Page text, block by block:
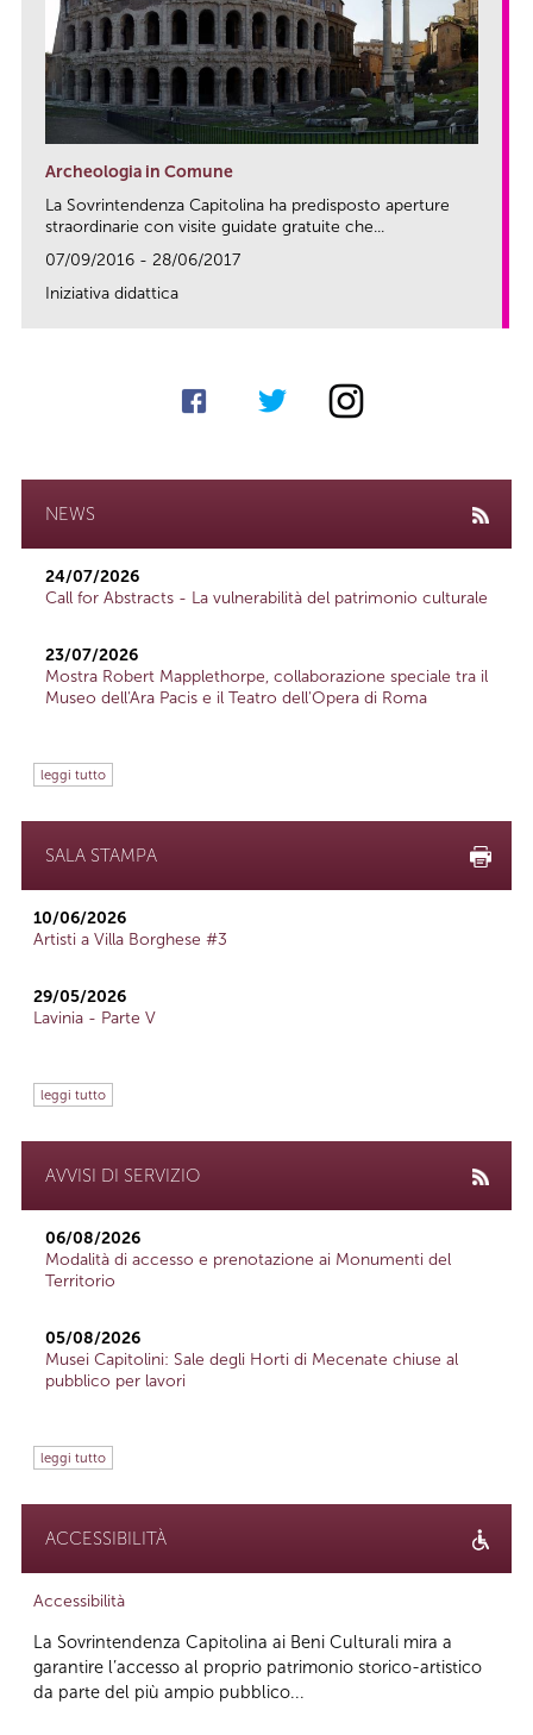
Archeologia in Comune
La Sovrintendenza Capitolina ha predisposto aperture
straordinarie con visite guidate gratuite che...
07/09/2016 - 28/06/2017
Iniziativa didattica
NEWS
24/07/2026
Call for Abstracts - La vulnerabilità del patrimonio culturale
23/07/2026
Mostra Robert Mapplethorpe, collaborazione speciale tra il
Museo dell'Ara Pacis e il Teatro dell'Opera di Roma
leggi tutto
SALA STAMPA
10/06/2026
Artisti a Villa Borghese #3
29/05/2026
Lavinia - Parte V
leggi tutto
AVVISI DI SERVIZIO
06/08/2026
Modalità di accesso e prenotazione ai Monumenti del
Territorio
05/08/2026
Musei Capitolini: Sale degli Horti di Mecenate chiuse al
pubblico per lavori
leggi tutto
ACCESSIBILITÀ
Accessibilità
La Sovrintendenza Capitolina ai Beni Culturali mira a
garantire l’accesso al proprio patrimonio storico-artistico
da parte del più ampio pubblico...